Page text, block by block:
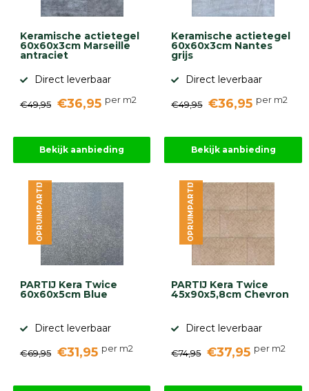
Keramische actietegel
60x60x3cm Marseille
antraciet
Direct leverbaar
€49,95 €36,95 per m2
Bekijk aanbieding
Keramische actietegel
60x60x3cm Nantes
grijs
Direct leverbaar
€49,95 €36,95 per m2
Bekijk aanbieding
PARTIJ Kera Twice
60x60x5cm Blue
Direct leverbaar
€69,95 €31,95 per m2
OPRUIMPARTIJ
PARTIJ Kera Twice
45x90x5,8cm Chevron
Direct leverbaar
€74,95 €37,95 per m2
OPRUIMPARTIJ